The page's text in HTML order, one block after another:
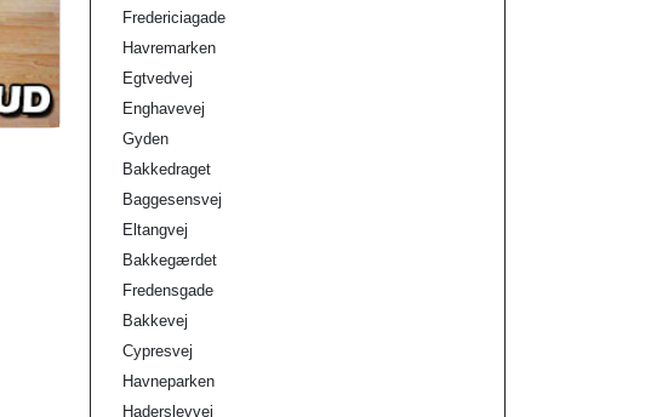
Fredericiagade
Havremarken
Egtvedvej
Enghavevej
Gyden
Bakkedraget
Baggesensvej
Eltangvej
Bakkegærdet
Fredensgade
Bakkevej
Cypresvej
Havneparken
Haderslevvej